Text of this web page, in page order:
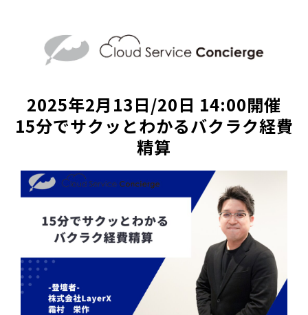
2025年2月13日/20日 14:00開催
15分でサクッとわかるバクラク経費
精算